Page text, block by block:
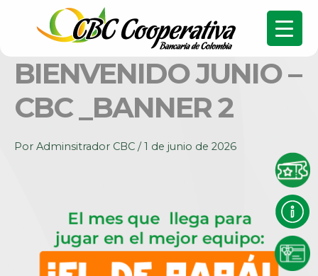
BIENVENIDO JUNIO –
CBC _BANNER 2
Por Adminsitrador CBC /1 de junio de 2026